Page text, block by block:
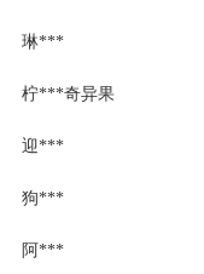
琳***
柠***奇异果
迎***
狗***
阿***